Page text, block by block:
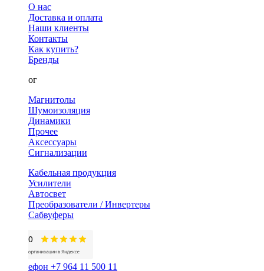
О нас
Доставка и оплата
Наши клиенты
Контакты
Как купить?
Бренды
Каталог
Магнитолы
Шумоизоляция
Динамики
Прочее
Аксессуары
Сигнализации
Кабельная продукция
Усилители
Автосвет
Преобразователи / Инвертеры
Сабвуферы
+7 964 11 500 11